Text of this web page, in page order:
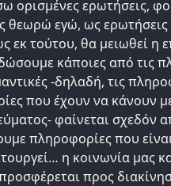
ορισμένες ερωτήσεις,
θεωρώ εγώ, ως
εκ τούτου, θα μειωθεί η
κάποιες από τις
-δηλαδή, τις
που έχουν να κάνουν
φαίνεται σχεδόν
πληροφορίες που
η κοινωνία μας
προς